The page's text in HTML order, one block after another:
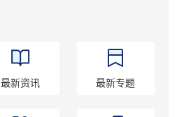
最新资讯 最新专题